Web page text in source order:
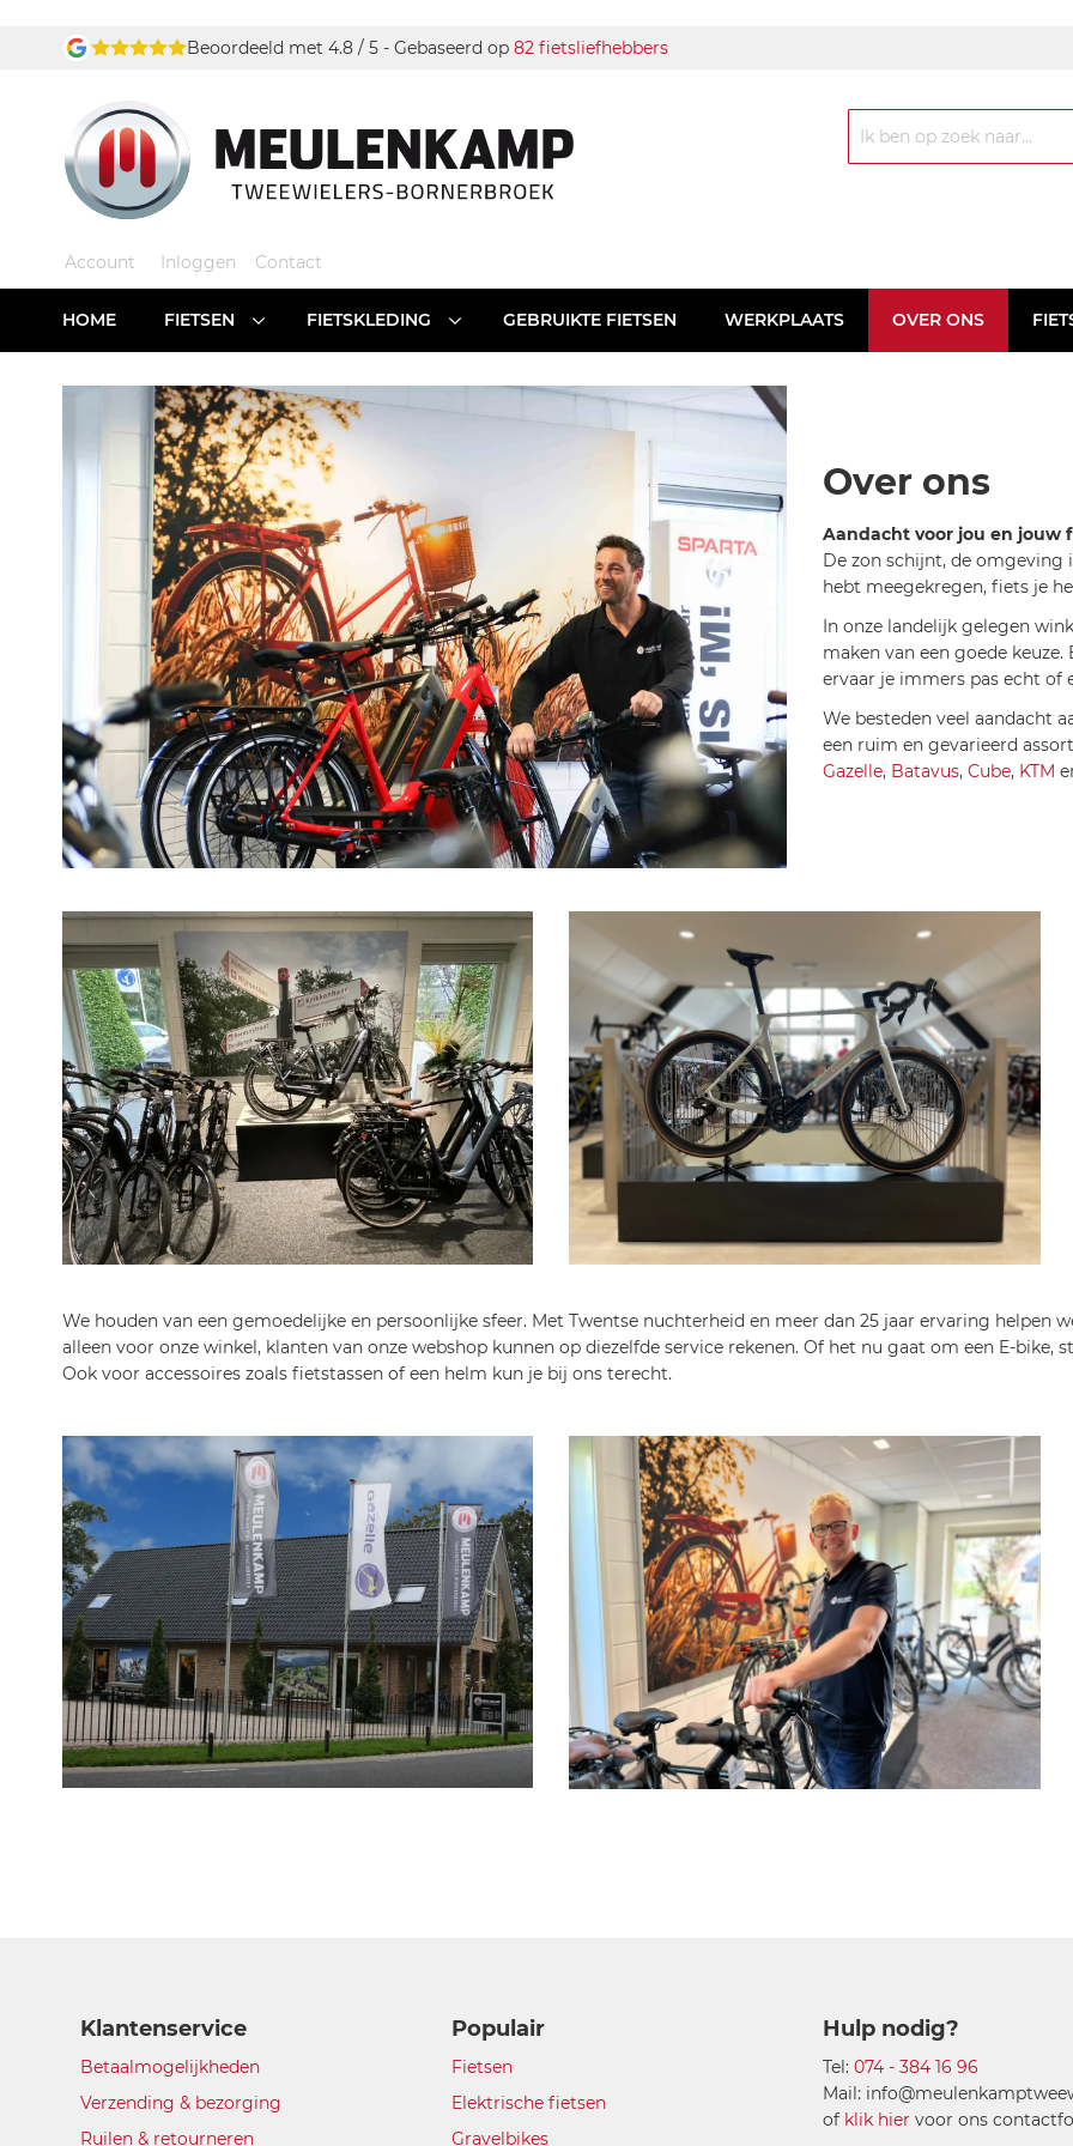
Ga
inhoud
Beoordeeld met 4.8 / 5 - Gebaseerd op 82 fietsliefhebbers
Zoek
Account Inloggen Contact
HOME FIETSEN FIETSKLEDING GEBRUIKTE FIETSEN WERKPLAATS OVER ONS
Over ons
Aandacht voor jou en jouw
De zon schijnt, de omgeving
hebt meegekregen, fiets je
In onze landelijk gelegen
maken van een goede
ervaar je immers pas echt of
We besteden veel aandacht
een ruim en gevarieerd
Gazelle, Batavus, Cube, KTM
We houden van een gemoedelijke en persoonlijke sfeer. Met Twentse nuchterheid en meer dan 25 jaar ervaring helpen
alleen voor onze winkel, klanten van onze webshop kunnen op diezelfde service rekenen. Of het nu gaat om een E-bike,
Ook voor accessoires zoals fietstassen of een helm kun je bij ons terecht.
Klantenservice
Betaalmogelijkheden
Verzending & bezorging
Ruilen & retourneren
Populair
Fietsen
Elektrische fietsen
Gravelbikes
Hulp nodig?
Tel: 074 - 384 16 96
Mail:
of klik hier voor ons